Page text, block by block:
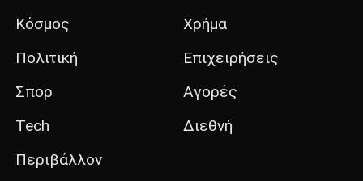
Κόσμος
Πολιτική
Σπορ
Tech
Περιβάλλον
Χρήμα
Επιχειρήσεις
Αγορές
Διεθνή